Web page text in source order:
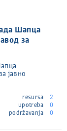
Шапца
за
јавно
resursa
2
upotreba
0
podržavanja
0